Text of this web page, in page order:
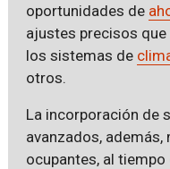
oportunidades de
ajustes precisos
los sistemas de
otros.
La incorporación de
avanzados,
ocupantes, al